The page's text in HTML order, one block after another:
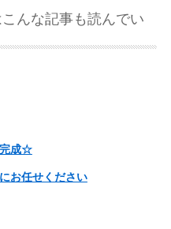
んな記事も読んでい
成☆
お任せください